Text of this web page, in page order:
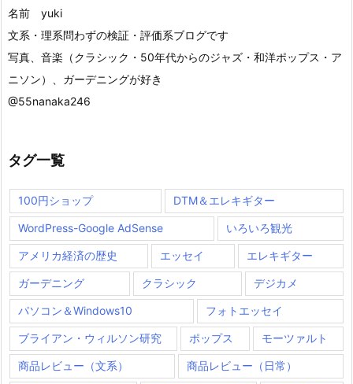
名前 yuki
文系・理系問わずの検証・評価系ブログです
写真、音楽（クラシック・50年代からのジャズ・和洋ポップス・ア
ニソン）、ガーデニングが好き
@55nanaka246
タグ一覧
100円ショップ DTM＆エレキギター
WordPress-Google AdSense いろいろ観光
アメリカ経済の歴史 エッセイ エレキギター
ガーデニング クラシック デジカメ
パソコン＆Windows10 フォトエッセイ
ブライアン・ウィルソン研究 ポップス モーツァルト
商品レビュー（文系） 商品レビュー（日常）